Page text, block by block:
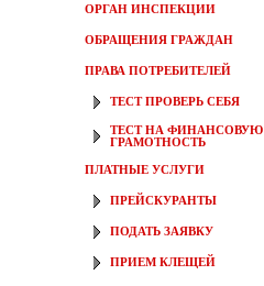
ОРГАН ИНСПЕКЦИИ
ОБРАЩЕНИЯ ГРАЖДАН
ПРАВА ПОТРЕБИТЕЛЕЙ
ТЕСТ ПРОВЕРЬ СЕБЯ
ТЕСТ НА ФИНАНСОВУЮ
ГРАМОТНОСТЬ
ПЛАТНЫЕ УСЛУГИ
ПРЕЙСКУРАНТЫ
ПОДАТЬ ЗАЯВКУ
ПРИЕМ КЛЕЩЕЙ